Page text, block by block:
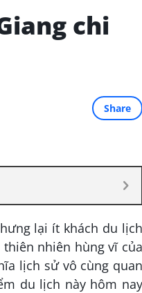
chi
Share
lại ít khách du lịch
nhiên hùng vĩ của
lịch sử vô cùng quan
du lịch này hôm nay